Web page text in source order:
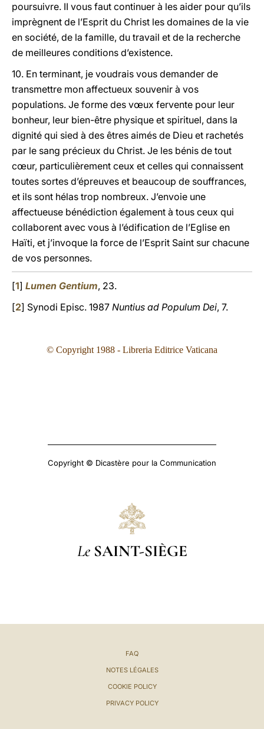
poursuivre. II vous faut continuer à les aider pour qu’ils
imprègnent de l’Esprit du Christ les domaines de la vie
en société, de la famille, du travail et de la recherche
de meilleures conditions d’existence.
10. En terminant, je voudrais vous demander de
transmettre mon affectueux souvenir à vos
populations. Je forme des vœux fervente pour leur
bonheur, leur bien-être physique et spirituel, dans la
dignité qui sied à des êtres aimés de Dieu et rachetés
par le sang précieux du Christ. Je les bénis de tout
cœur, particulièrement ceux et celles qui connaissent
toutes sortes d’épreuves et beaucoup de souffrances,
et ils sont hélas trop nombreux. J’envoie une
affectueuse bénédiction également à tous ceux qui
collaborent avec vous à l’édification de l’Eglise en
Haïti, et j’invoque la force de l’Esprit Saint sur chacune
de vos personnes.
[1] Lumen Gentium, 23.
[2] Synodi Episc. 1987 Nuntius ad Populum Dei, 7.
© Copyright 1988 - Libreria Editrice Vaticana
Copyright © Dicastère pour la Communication
Le SAINT-SIÈGE
FAQ
NOTES LÉGALES
COOKIE POLICY
PRIVACY POLICY